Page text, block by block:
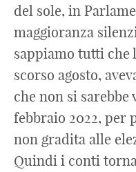
del sole, in
maggioranza
sappiamo tutti che
scorso agosto,
che non si
febbraio 2022, per
non gradita alle
Quindi i conti